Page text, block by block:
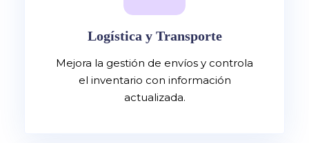
Logística y Transporte
Mejora la gestión de envíos y controla
el inventario con información
actualizada.